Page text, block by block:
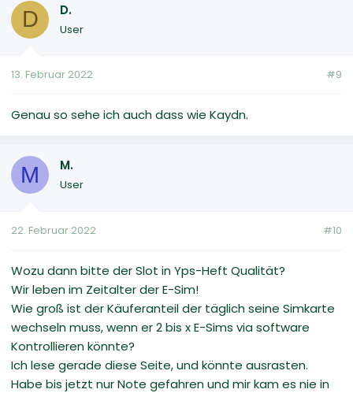
D D.
User
13. Februar 2022 #9
Genau so sehe ich auch dass wie Kaydn.
M M.
User
22. Februar 2022 #10
Wozu dann bitte der Slot in Yps-Heft Qualität?
Wir leben im Zeitalter der E-Sim!
Wie groß ist der Käuferanteil der täglich seine Simkarte
wechseln muss, wenn er 2 bis x E-Sims via software
Kontrollieren könnte?
Ich lese gerade diese Seite, und könnte ausrasten.
Habe bis jetzt nur Note gefahren und mir kam es nie in